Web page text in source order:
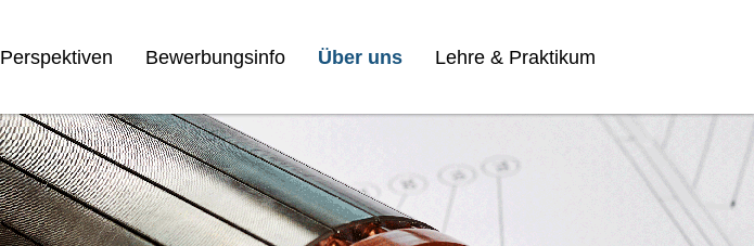
Perspektiven Bewerbungsinfo Über uns Lehre & Praktikum